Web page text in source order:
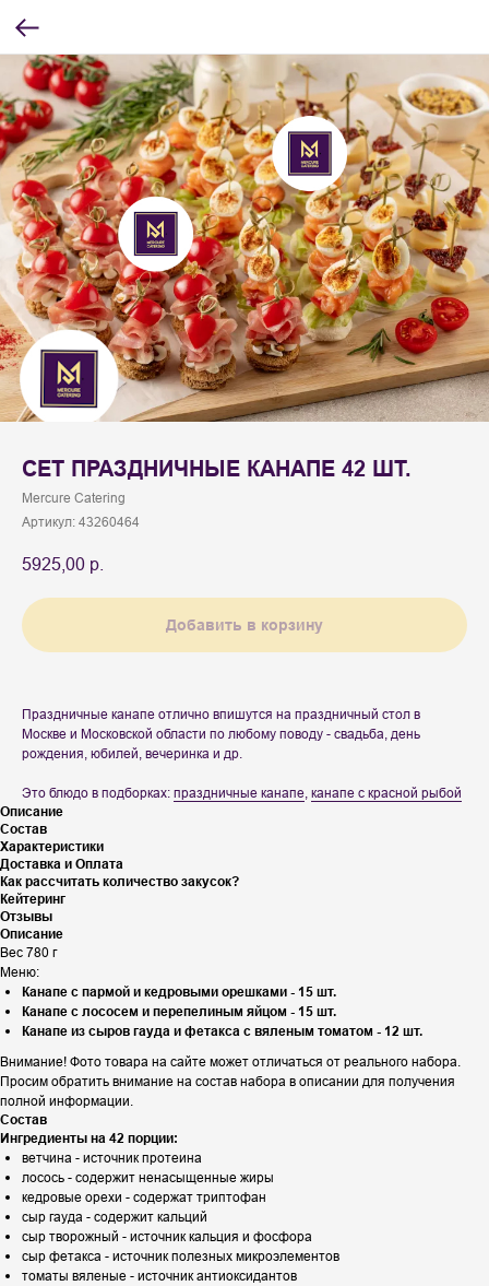
СЕТ ПРАЗДНИЧНЫЕ КАНАПЕ 42 ШТ.
Mercure Catering
Артикул: 43260464
5925,00 р.
Добавить в корзину
Праздничные канапе отлично впишутся на праздничный стол в
Москве и Московской области по любому поводу - свадьба, день
рождения, юбилей, вечеринка и др.
Это блюдо в подборках: праздничные канапе, канапе с красной рыбой
Описание
Состав
Характеристики
Доставка и Оплата
Как рассчитать количество закусок?
Кейтеринг
Отзывы
Описание
Вес 780 г
Меню:
Канапе с пармой и кедровыми орешками - 15 шт.
Канапе с лососем и перепелиным яйцом - 15 шт.
Канапе из сыров гауда и фетакса с вяленым томатом - 12 шт.
Внимание! Фото товара на сайте может отличаться от реального набора.
Просим обратить внимание на состав набора в описании для получения
полной информации.
Состав
Ингредиенты на 42 порции:
ветчина - источник протеина
лосось - содержит ненасыщенные жиры
кедровые орехи - содержат триптофан
сыр гауда - содержит кальций
сыр творожный - источник кальция и фосфора
сыр фетакса - источник полезных микроэлементов
томаты вяленые - источник антиоксидантов